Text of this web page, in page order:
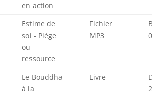
en action
Estime de
soi - Piège
ou
ressource
Fichier
MP3
Le Bouddha
à la
Livre